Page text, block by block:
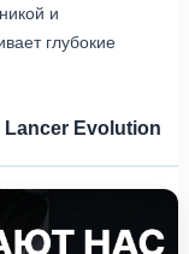
и
глубокие
Lancer Evolution